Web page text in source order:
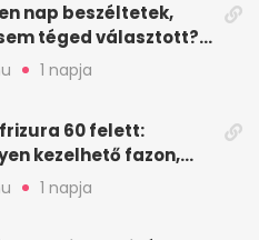
nap beszéltetek,
téged választott?
érzelmi csapda
1 napja
frizura 60 felett:
kezelhető fazon,
ad
1 napja